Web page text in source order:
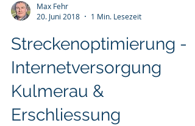
20. Juni 2018
1 Min. Lesezeit
Streckenoptimierung -
Internetversorgung
Kulmerau &